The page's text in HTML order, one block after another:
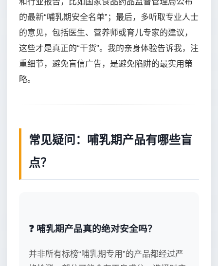
的最新“哺乳期安全名单”；最后，多听取专业人士
的意见，包括医生、营养师或育儿专家的建议，
这些才是真正的“干货”。我的亲身体验告诉我，注
重细节，避免盲信广告，是避免陷阱的最实用策
略。
常见疑问：哺乳期产品有哪些盲
点？
❓ 哺乳期产品真的绝对安全吗？
并非所有标榜“哺乳期专用”的产品都经过严